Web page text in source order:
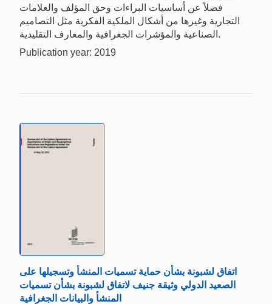
فضلاً عن أساسيات البراءات وحق المؤلف والعلامات
التجارية وغيرها من أشكال الملكية الفكرية مثل التصاميم
الصناعية والمؤشرات الجغرافية والمعارف التقليدية.
Publication year: 2019
اتفاق لشبونة بشأن حماية تسميات المنشأ وتسجيلها على
الصعيد الدولي وثيقة جنيف لاتفاق لشبونة بشأن تسميات
المنشأ والبيانات الجغرافية